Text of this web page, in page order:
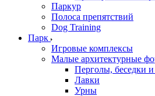
Паркур
Полоса препятствий
Dog Training
Парк
Игровые комплексы
Малые архитектурные
Перголы, беседки и
Лавки
Урны